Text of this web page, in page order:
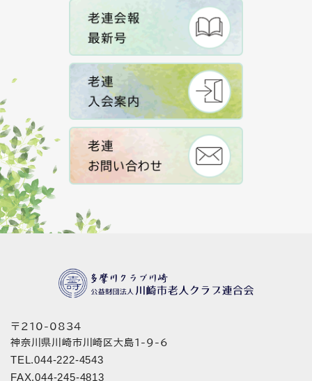
〒210-0834
神奈川県川崎市川崎区大島1-9-6
TEL.044-222-4543
FAX.044-245-4813